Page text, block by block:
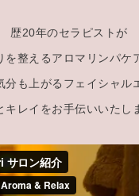
歴20年のセラピストが
を整えるアロマリンパケ
分も上がるフェイシャル
キレイをお手伝いいたし